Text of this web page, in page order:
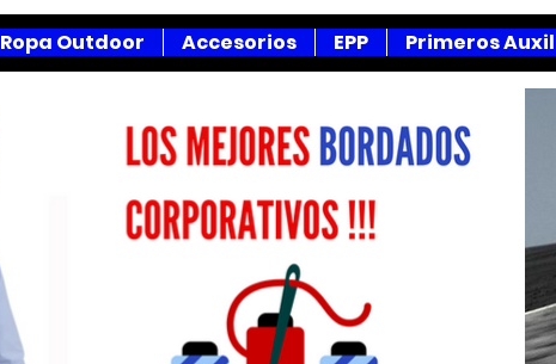
Ropa Outdoor Accesorios EPP Primeros